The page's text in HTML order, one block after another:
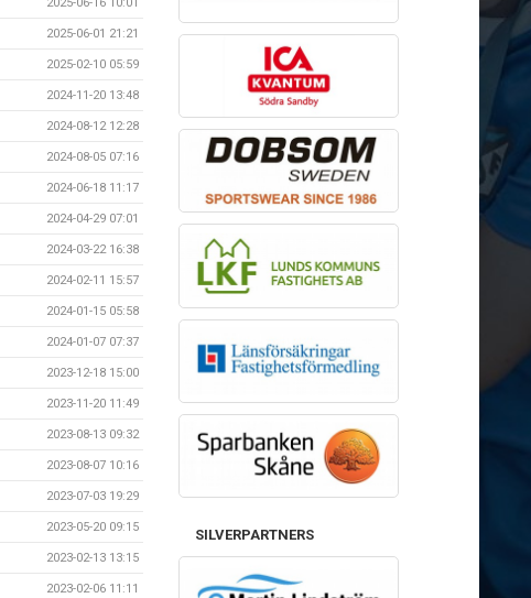
2025-06-16 10:01
2025-06-01 21:21
2025-02-10 05:59
2024-11-20 13:48
2024-08-12 12:28
2024-08-05 07:16
2024-06-18 11:17
2024-04-29 07:01
2024-03-22 16:38
2024-02-11 15:57
2024-01-15 05:58
2024-01-07 07:37
2023-12-18 15:00
2023-11-20 11:49
2023-08-13 09:32
2023-08-07 10:16
2023-07-03 19:29
2023-05-20 09:15
2023-02-13 13:15
2023-02-06 11:11
SILVERPARTNERS